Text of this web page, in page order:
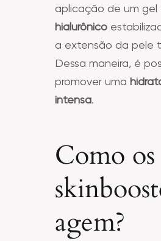
aplicação de um gel
hialurônico
a extensão da pele
Dessa maneira, é
promover uma
intensa.
Como os
agem?